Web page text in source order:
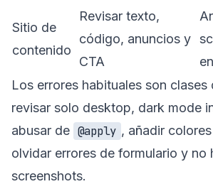
Sitio de
contenido
Revisar texto,
código, anuncios y
CTA
Los errores habituales son clases
revisar solo desktop, dark mode
abusar de @apply , añadir
olvidar errores de formulario y no
screenshots.